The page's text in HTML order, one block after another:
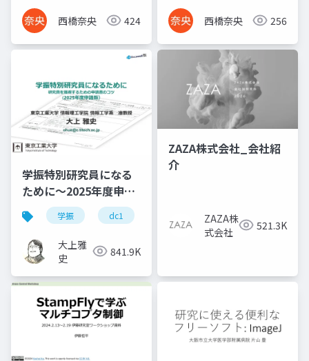
西橋奈央 424 西橋奈央 256
学振特別研究員になる
ために～2025年度申請
版
学振 dc1 jsps
大上雅
史
841.9K
ZAZA株式会社_会社紹
介
ZAZA株
式会社
521.3K